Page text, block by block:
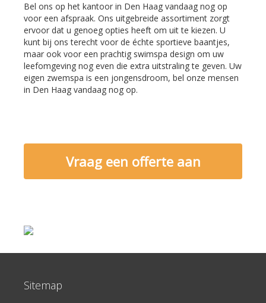
Bel ons op het kantoor in Den Haag vandaag nog op
voor een afspraak. Ons uitgebreide assortiment zorgt
ervoor dat u genoeg opties heeft om uit te kiezen. U
kunt bij ons terecht voor de échte sportieve baantjes,
maar ook voor een prachtig swimspa design om uw
leefomgeving nog even die extra uitstraling te geven. Uw
eigen zwemspa is een jongensdroom, bel onze mensen
in Den Haag vandaag nog op.
Vraag een offerte aan
Sitemap